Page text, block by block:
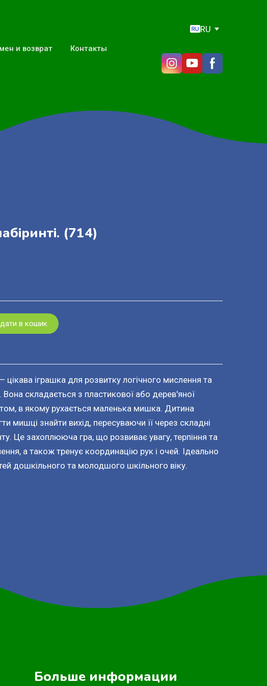
и возврат Контакты
RU
(714)
в кошик
іграшка для розвитку логічного мислення та
Вона складається з пластикової або дерев'яної
в якому рухається маленька мишка. Дитина
мишці знайти вихід, пересуваючи її через складні
Це захоплююча гра, що розвиває увагу, терпіння та
а також тренує координацію рук і очей. Ідеально
дошкільного та молодшого шкільного віку.
Больше информации